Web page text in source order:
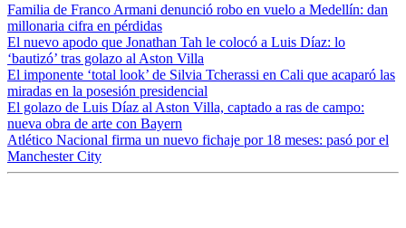
Familia de Franco Armani denunció robo en vuelo a Medellín: dan
millonaria cifra en pérdidas
El nuevo apodo que Jonathan Tah le colocó a Luis Díaz: lo
‘bautizó’ tras golazo al Aston Villa
El imponente ‘total look’ de Silvia Tcherassi en Cali que acaparó las
miradas en la posesión presidencial
El golazo de Luis Díaz al Aston Villa, captado a ras de campo:
nueva obra de arte con Bayern
Atlético Nacional firma un nuevo fichaje por 18 meses: pasó por el
Manchester City